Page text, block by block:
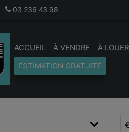
03 236 43 98
ACCUEIL À VENDRE À LOUER
ESTIMATION GRATUITE